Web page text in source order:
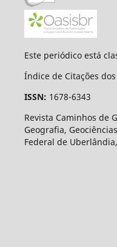
Este periódico está
Índice de Citações
ISSN: 1678-6343
Revista Caminhos de
Geografia,
Federal de